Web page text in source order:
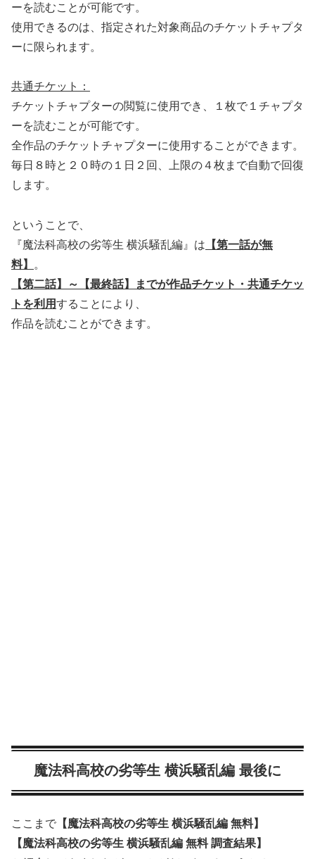
ーを読むことが可能です。
使用できるのは、指定された対象商品のチケットチャプタ
ーに限られます。
共通チケット：
チケットチャプターの閲覧に使用でき、１枚で１チャプタ
ーを読むことが可能です。
全作品のチケットチャプターに使用することができます。
毎日８時と２０時の１日２回、上限の４枚まで自動で回復
します。
ということで、
『魔法科高校の劣等生 横浜騒乱編』は 【第一話が無
料】
。
【第二話】～【最終話】までが作品チケット・共通チケッ
トを利用することにより、
作品を読むことができます。
魔法科高校の劣等生 横浜騒乱編 最後に
ここまで 【魔法科高校の劣等生 横浜騒乱編 無料】
【魔法科高校の劣等生 横浜騒乱編 無料 調査結果】